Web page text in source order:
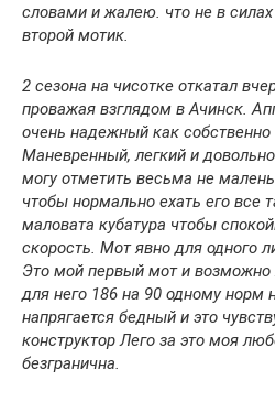
словами и жалею. что не в
второй мотик.
2 сезона на чисотке откатал
проважая взглядом в Ачинск.
очень надежный как собственно
Маневренный, легкий и
могу отметить весьма не
чтобы нормально ехать его все
маловата кубатура чтобы
скорость. Мот явно для одного
Это мой первый мот и возможно
для него 186 на 90 одному
напрягается бедный и это
конструктор Лего за это моя
безгранична.